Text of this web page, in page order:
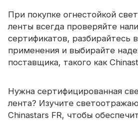
При покупке огнестойкой
ленты всегда проверяйте
сертификатов, разбирайтесь
применения и выбирайте
поставщика, такого как
Нужна сертифицированная
лента? Изучите
Chinastars FR, чтобы